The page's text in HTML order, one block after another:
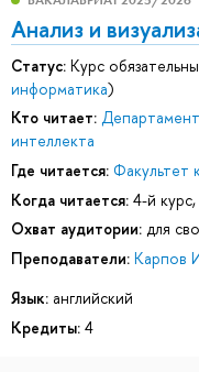
Анализ и
Статус: Курс
информатика)
Кто читает:
интеллекта
Где читается: Факультет
Когда читается: 4-й
Охват аудитории: для
Преподаватели: Карпов
Язык: английский
Кредиты: 4